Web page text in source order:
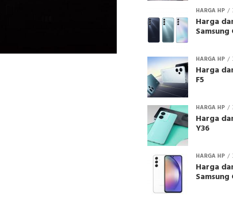
HARGA HP
Harga
HARGA HP
Harga
F5
HARGA HP
Harga
Y36
HARGA HP
Harga
Samsung